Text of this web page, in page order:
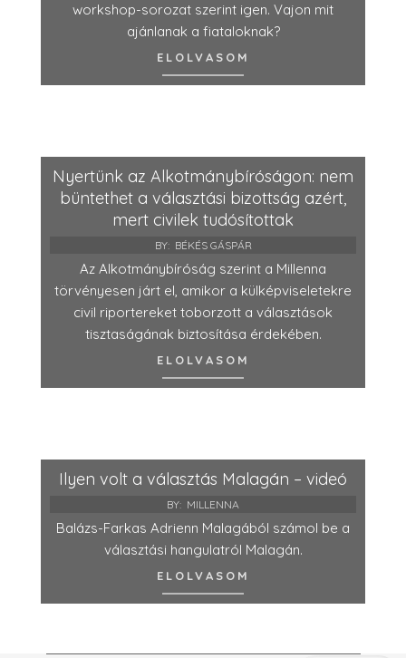
workshop-sorozat szerint igen. Vajon mit
ajánlanak a fiataloknak?
ELOLVASOM
Nyertünk az Alkotmánybíróságon: nem
büntethet a választási bizottság azért,
mert civilek tudósítottak
BY: BÉKÉS GÁSPÁR
Az Alkotmánybíróság szerint a Millenna
törvényesen járt el, amikor a külképviseletekre
civil riportereket toborzott a választások
tisztaságának biztosítása érdekében.
ELOLVASOM
Ilyen volt a választás Malagán – videó
BY: MILLENNA
Balázs-Farkas Adrienn Malagából számol be a
választási hangulatról Malagán.
ELOLVASOM